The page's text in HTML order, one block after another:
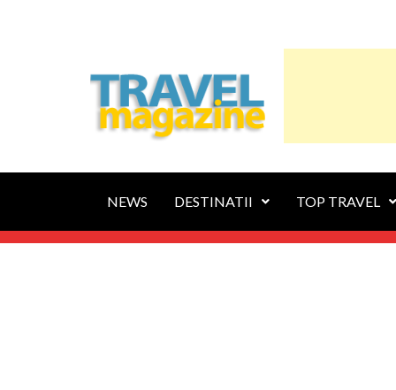
NEWS DESTINATII TOP TRAVEL